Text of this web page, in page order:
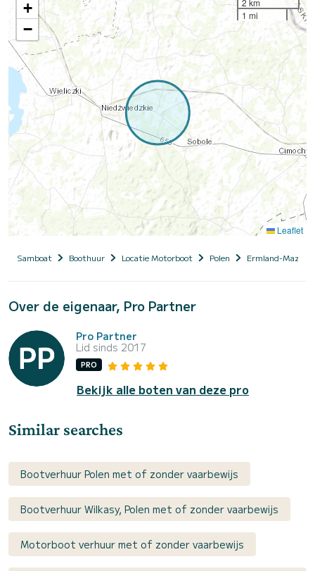
+
−
2 km
1 mi
Leaflet
Samboat Boothuur Locatie Motorboot Polen Ermland-Mazurië
Over de eigenaar, Pro Partner
Pro Partner
Lid sinds 2017
PRO
Bekijk alle boten van deze pro
Similar searches
Bootverhuur Polen met of zonder vaarbewijs
Bootverhuur Wilkasy, Polen met of zonder vaarbewijs
Motorboot verhuur met of zonder vaarbewijs